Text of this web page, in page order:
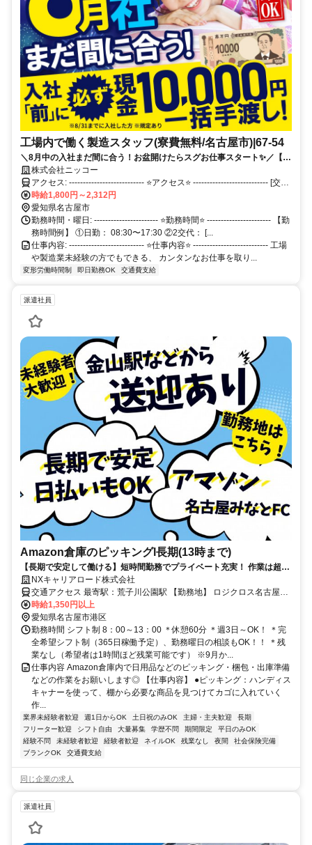
工場内で働く製造スタッフ(寮費無料/名古屋市)|67-54
＼8月中の入社まだ間に合う！お盆開けたらスグお仕事スタート✨／【8
月中の入社で必ず10,000円支給】《宿泊費・Wi-Fi・食事（朝夕）ぜ～ん
ぶ無料の待機寮あり◎》
株式会社ニッコー
アクセス: --------------------------- ⭐アクセス⭐ --------------------------- [交通
費支給あり] 通勤の方には交通費を支給します。 （※上限あり） . [工
時給1,800円～2,312円
愛知県名古屋市
勤務時間・曜日: ----------------------- ⭐勤務時間⭐ ----------------------- 【勤
務時間例】 ①日勤： 08:30〜17:30 ②2交代： [...
仕事内容: --------------------------- ⭐仕事内容⭐ --------------------------- 工場
や製造業未経験の方でもできる、 カンタンなお仕事を取り...
変形労働時間制 即日勤務OK 交通費支給
派遣社員
Amazon倉庫のピッキングl長期(13時まで)
【長期で安定して働ける】短時間勤務でプライベート充実！ 作業は超シ
ンプルだから未経験でも安心◎
NXキャリアロード株式会社
交通アクセス 最寄駅：荒子川公園駅 【勤務地】 ロジクロス名古屋み
なと 愛知県名古屋市港区品川町2丁目1番6 「荒子川公園駅」徒歩7分
【面接地】 愛知県名古屋市中村区名駅南1-12-9 グランスクエア名駅
南7F 名古屋支店 ＊来社不要のWEB面接も実施中
時給1,350円以上
愛知県名古屋市港区
勤務時間 シフト制 8：00～13：00 ＊休憩60分 ＊週3日～OK！ ＊完
全希望シフト制（365日稼働予定）、勤務曜日の相談もOK！！ ＊残
業なし（希望者は1時間ほど残業可能です） ※9月か...
仕事内容 Amazon倉庫内で日用品などのピッキング・梱包・出庫準備
などの作業をお願いします◎ 【仕事内容】 ●ピッキング：ハンディス
キャナーを使って、棚から必要な商品を見つけてカゴに入れていく
作...
業界未経験者歓迎 週1日からOK 土日祝のみOK 主婦・主夫歓迎
長期
フリーター歓迎
シフト自由 大量募集 学歴不問 期間限定
平日のみOK
経験不問
未経験者歓迎 経験者歓迎 ネイルOK 残業なし 夜間
社会保険完備
ブランクOK
交通費支給
同じ企業の求人
派遣社員